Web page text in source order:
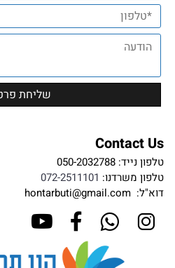
Contact Us
טלפון נייד: 050-2032788
טלפון משרדנו: 072-2511101
דוא"ל: hontarbuti@gmail.com